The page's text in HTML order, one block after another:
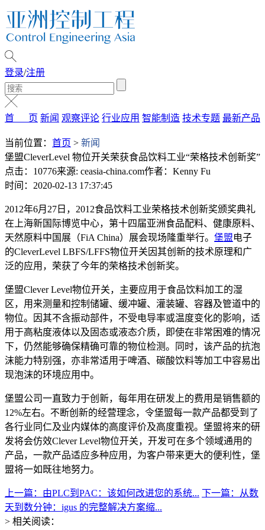
登录/注册
首 页 新闻 观察评论 行业应用 智能制造 技术专题 最新产品
当前位置： 首页 > 新闻
堡盟CleverLevel 物位开关荣获食品饮料工业“荣格技术创新奖”
点击：10776来源: ceasia-china.com作者：Kenny Fu
时间：2020-02-13 17:37:45
2012年6月27日，2012食品饮料工业荣格技术创新奖颁奖典礼
在上海新国际博览中心，第十四届亚洲食品配料、健康原料、
天然原料中国展（FiA China）展会现场隆重举行。 堡盟电子
的CleverLevel LBFS/LFFS物位开关因其创新的技术原理和广
泛的应用，荣获了今年的荣格技术创新奖。
堡盟Clever Level物位开关，主要应用于食品饮料加工的湿
区，用来测量和控制储罐、缓冲罐、灌装罐、容器及管道中的
物位。因其不含振动部件，不受电导率或温度变化的影响，适
用于高粘度液体以及固态或液态介质，即使在非常困难的情况
下，仍然能够确保精确可靠的物位检测。同时，该产品的抗泡
沫能力特别强，亦非常适用于啤酒、碳酸饮料等加工中容易出
现泡沫的环境应用中。
堡盟公司一直致力于创新，每年用在研发上的费用是销售额的
12%左右。不断创新的经营理念，令堡盟每一款产品都受到了
各行业同仁及业内媒体的高度评价及高度重视。堡盟将来的研
发将会仿效Clever Level物位开关，开发可在多个领域通用的
产品，一款产品适应多种应用，为客户带来更大的便利性，堡
盟将一如既往地努力。
上一篇：由PLC到PAC：该如何改进您的系统... 下一篇：从数
天到数分钟：igus 的完整解决方案缩...
> 相关阅读：